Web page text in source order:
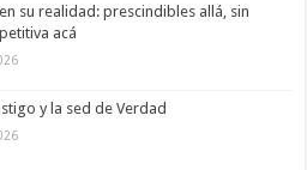
su realidad: prescindibles allá, sin
acá
y la sed de Verdad